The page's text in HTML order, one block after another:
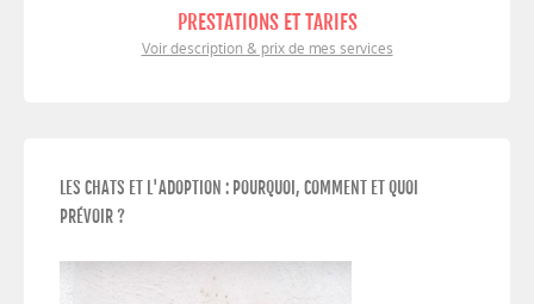
PRESTATIONS ET TARIFS
Voir description & prix de mes services
LES CHATS ET L'ADOPTION : POURQUOI, COMMENT ET QUOI
PRÉVOIR ?